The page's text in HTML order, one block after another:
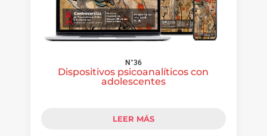
N°36
Dispositivos psicoanalíticos con
adolescentes
LEER MÁS